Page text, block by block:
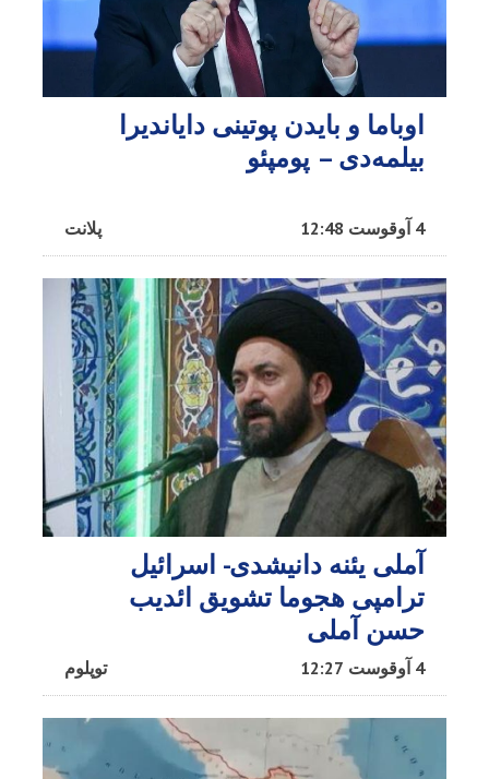
اوباما و بایدن پوتینی دایاندیرا
بیلمه‌دی – پومپئو
پلانت 4 آوقوست 12:48
آملی یئنه دانیشدی- اسرائیل
ترامپی هجوما تشویق ائدیب
حسن آملی
توپلوم 4 آوقوست 12:27